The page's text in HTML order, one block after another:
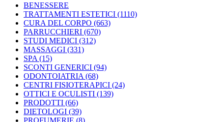
BENESSERE
TRATTAMENTI ESTETICI (1110)
CURA DEL CORPO (663)
PARRUCCHIERI (670)
STUDI MEDICI (312)
MASSAGGI (331)
SPA (15)
SCONTI GENERICI (94)
ODONTOIATRIA (68)
CENTRI FISIOTERAPICI (24)
OTTICI E OCULISTI (139)
PRODOTTI (66)
DIETOLOGI (39)
PROFUMERIE (8)